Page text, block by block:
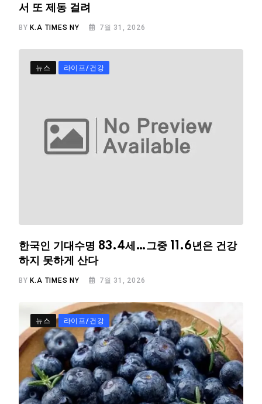
서 또 제동 걸려
BY K.A TIMES NY 7월 31, 2026
뉴스 라이프/건강
한국인 기대수명 83.4세…그중 11.6년은 건강
하지 못하게 산다
BY K.A TIMES NY 7월 31, 2026
뉴스 라이프/건강